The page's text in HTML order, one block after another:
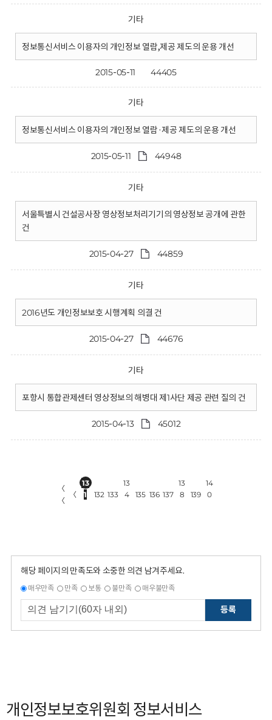
기타
정보통신서비스 이용자의 개인정보 열람,제공 제도의 운용 개선
2015-05-11 44405
기타
정보통신서비스 이용자의 개인정보 열람·제공 제도의 운용 개선
2015-05-11 44948
기타
서울특별시 건설공사장 영상정보처리기기의 영상정보 공개에 관한
건
2015-04-27 44859
기타
2016년도 개인정보보호 시행계획 의결 건
2015-04-27 44676
기타
포항시 통합관제센터 영상정보의 해병대 제1사단 제공 관련 질의 건
2015-04-13 45012
〈
〈
〈
13
1
132 133
13
4
135 136 137
13
8
139
14
0
해당 페이지의 만족도와 소중한 의견 남겨주세요.
매우만족 만족 보통 불만족 매우불만족
등록
개인정보보호위원회 정보서비스